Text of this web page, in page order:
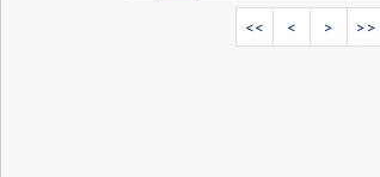
<< < > >>